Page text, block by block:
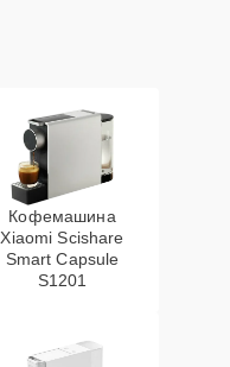
Кофемашина
Xiaomi Scishare
Smart Capsule
S1201